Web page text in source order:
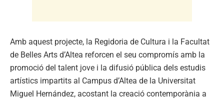
Amb aquest projecte, la Regidoria de Cultura i la Facultat
de Belles Arts d’Altea reforcen el seu compromís amb la
promoció del talent jove i la difusió pública dels estudis
artístics impartits al Campus d’Altea de la Universitat
Miguel Hernández, acostant la creació contemporània a